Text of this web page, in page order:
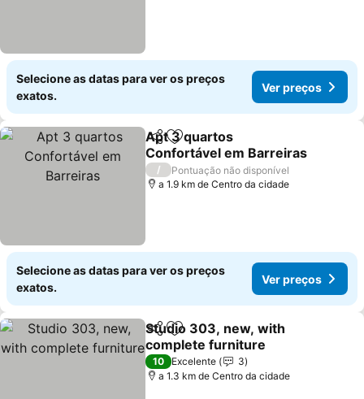
Selecione as datas para ver os preços
exatos.
Ver preços
PartilharAdicionar aos favoritos
Apt 3 quartos
Confortável em Barreiras
/
Pontuação não disponível
a 1.9 km de Centro da cidade
Selecione as datas para ver os preços
exatos.
Ver preços
PartilharAdicionar aos favoritos
Studio 303, new, with
complete furniture
10 Excelente
3
a 1.3 km de Centro da cidade